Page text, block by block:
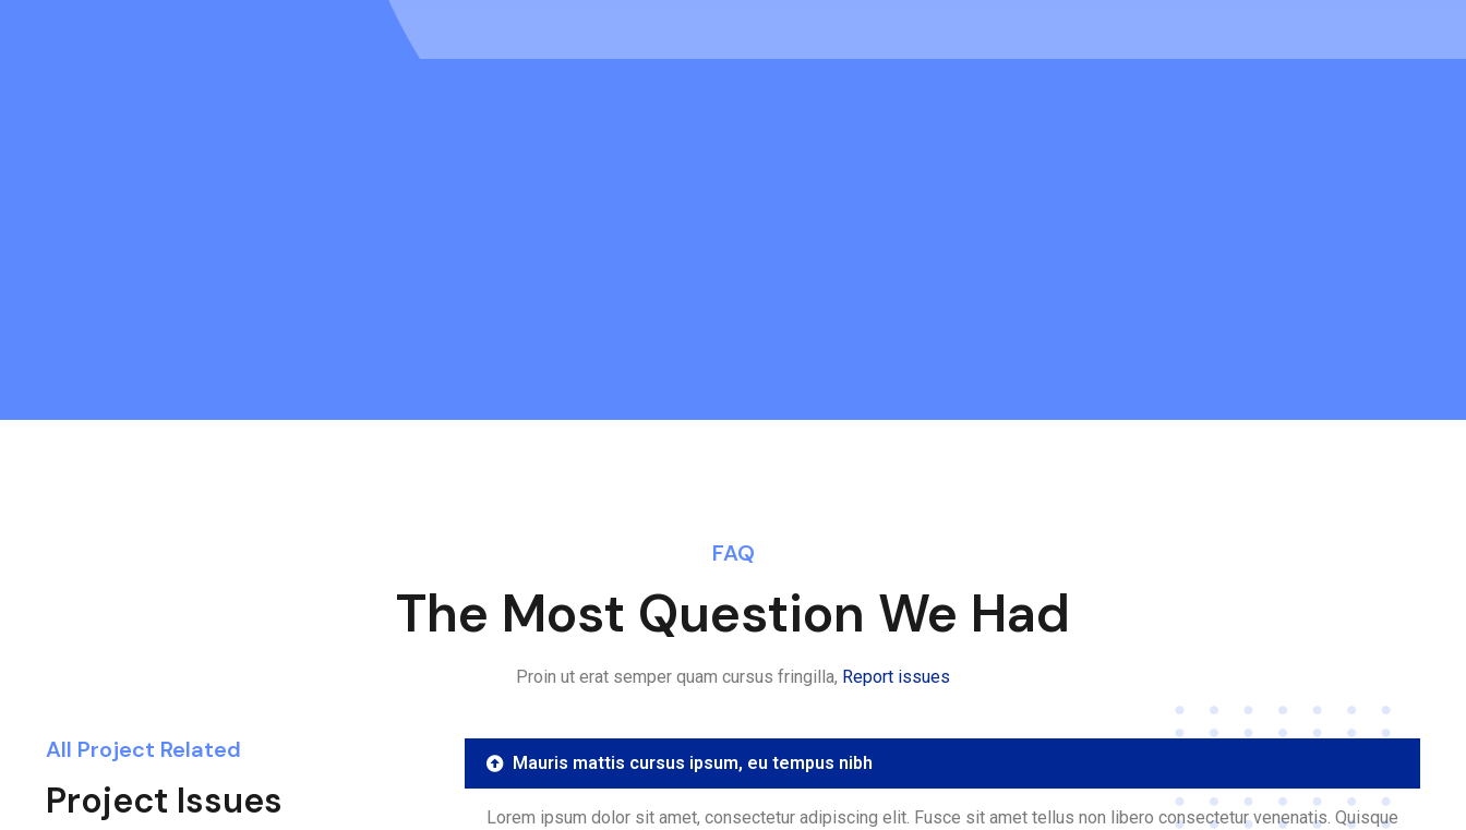
FAQ
The Most Question We Had
Proin ut erat semper quam cursus fringilla, Report issues
All Project Related
Project Issues
Mauris mattis cursus ipsum, eu tempus nibh
Lorem ipsum dolor sit amet, consectetur adipiscing elit. Fusce sit amet tellus non libero consectetur venenatis. Quisque